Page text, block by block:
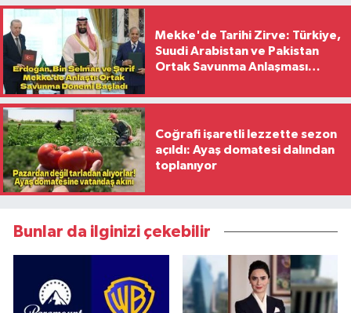
Mekke'de Tarihi Zirve: Türkiye,
Suudi Arabistan ve Pakistan
Ortak Savunma Anlaşması
Coğrafi işaretli lezzette sezon
açıldı: Ayaş domatesi dalından
toplanıyor
Bunlar da ilginizi çekebilir